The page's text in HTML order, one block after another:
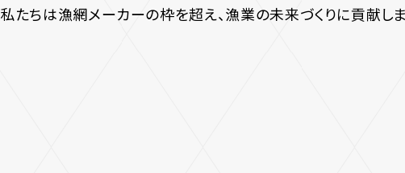
私たちは漁網メーカーの枠を超え、 漁業の未来づくりに貢献しま